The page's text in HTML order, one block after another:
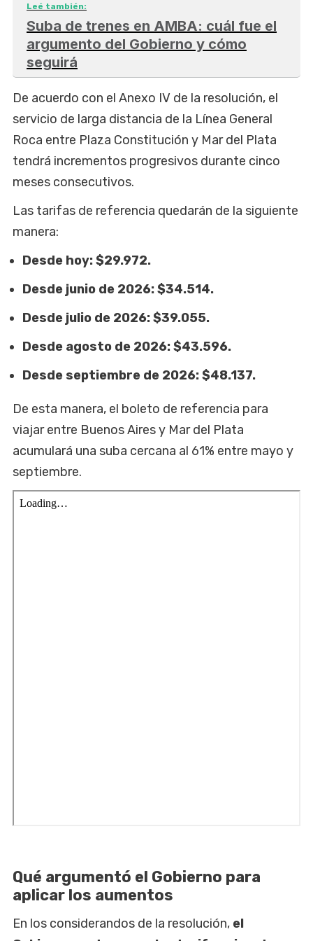
Leé también:
Suba de trenes en AMBA: cuál fue el
argumento del Gobierno y cómo
seguirá
De acuerdo con el Anexo IV de la resolución, el
servicio de larga distancia de la Línea General
Roca entre Plaza Constitución y Mar del Plata
tendrá incrementos progresivos durante cinco
meses consecutivos.
Las tarifas de referencia quedarán de la siguiente
manera:
Desde hoy: $29.972.
Desde junio de 2026: $34.514.
Desde julio de 2026: $39.055.
Desde agosto de 2026: $43.596.
Desde septiembre de 2026: $48.137.
De esta manera, el boleto de referencia para
viajar entre Buenos Aires y Mar del Plata
acumulará una suba cercana al 61% entre mayo y
septiembre.
Qué argumentó el Gobierno para
aplicar los aumentos
En los considerandos de la resolución, el